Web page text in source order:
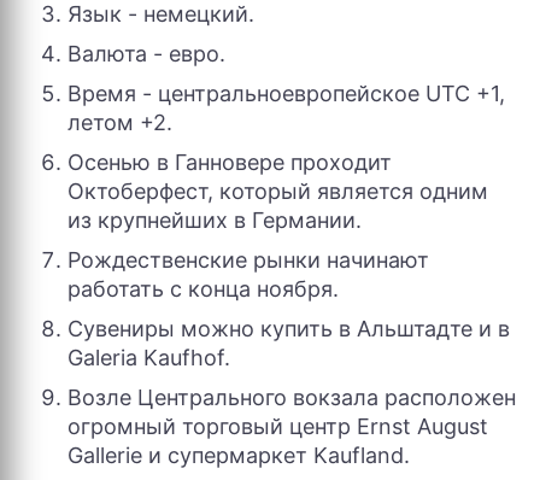
Язык - немецкий.
Валюта - евро.
Время - центральноевропейское UTC +1,
летом +2.
Осенью в Ганновере проходит
Октоберфест, который является одним
из крупнейших в Германии.
Рождественские рынки начинают
работать с конца ноября.
Сувениры можно купить в Альштадте и в
Galeria Kaufhof.
Возле Центрального вокзала расположен
огромный торговый центр Ernst August
Gallerie и супермаркет Kaufland.